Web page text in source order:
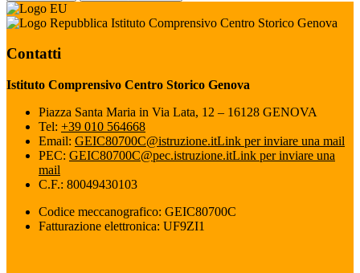
Istituto Comprensivo Centro Storico Genova
Contatti
Istituto Comprensivo Centro Storico Genova
Piazza Santa Maria in Via Lata, 12 – 16128 GENOVA
Tel: +39 010 564668
Email: GEIC80700C@istruzione.itLink per inviare una mail
PEC: GEIC80700C@pec.istruzione.itLink per inviare una
mail
C.F.: 80049430103
Codice meccanografico: GEIC80700C
Fatturazione elettronica: UF9ZI1